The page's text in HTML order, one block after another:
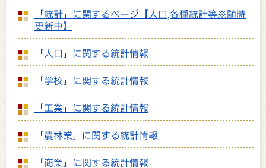
「統計」に関するページ【人口,各種統計等※随時
更新中】
「人口」に関する統計情報
「学校」に関する統計情報
「工業」に関する統計情報
「農林業」に関する統計情報
「商業」に関する統計情報